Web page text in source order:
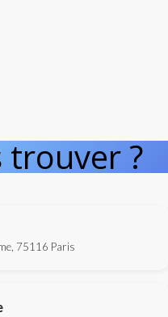
trouver ?
75116 Paris